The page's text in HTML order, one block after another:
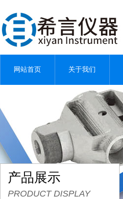
网站首页 关于我们
产品展示
PRODUCT DISPLAY